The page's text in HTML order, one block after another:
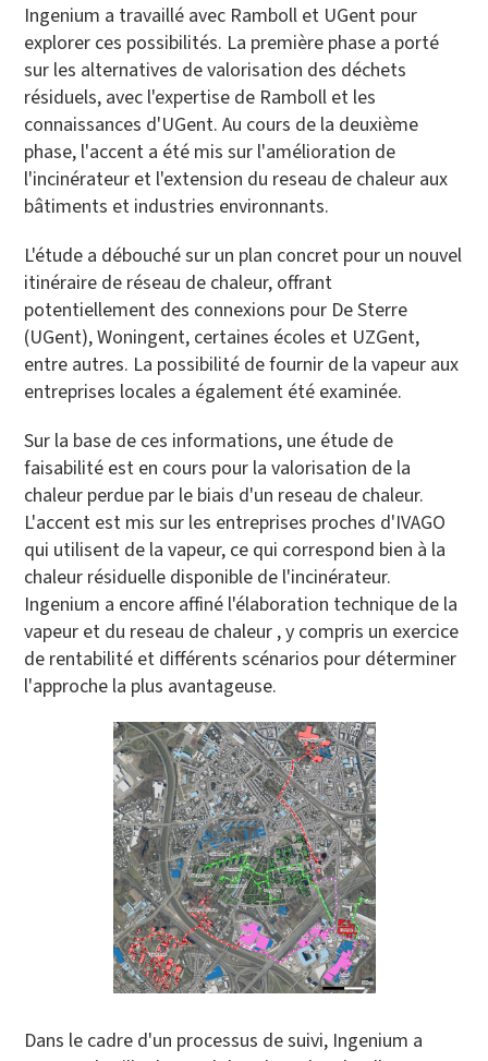
Ingenium a travaillé avec Ramboll et UGent pour
explorer ces possibilités. La première phase a porté
sur les alternatives de valorisation des déchets
résiduels, avec l'expertise de Ramboll et les
connaissances d'UGent. Au cours de la deuxième
phase, l'accent a été mis sur l'amélioration de
l'incinérateur et l'extension du reseau de chaleur aux
bâtiments et industries environnants.
L'étude a débouché sur un plan concret pour un nouvel
itinéraire de réseau de chaleur, offrant
potentiellement des connexions pour De Sterre
(UGent), Woningent, certaines écoles et UZGent,
entre autres. La possibilité de fournir de la vapeur aux
entreprises locales a également été examinée.
Sur la base de ces informations, une étude de
faisabilité est en cours pour la valorisation de la
chaleur perdue par le biais d'un reseau de chaleur.
L'accent est mis sur les entreprises proches d'IVAGO
qui utilisent de la vapeur, ce qui correspond bien à la
chaleur résiduelle disponible de l'incinérateur.
Ingenium a encore affiné l'élaboration technique de la
vapeur et du reseau de chaleur , y compris un exercice
de rentabilité et différents scénarios pour déterminer
l'approche la plus avantageuse.
Dans le cadre d'un processus de suivi, Ingenium a